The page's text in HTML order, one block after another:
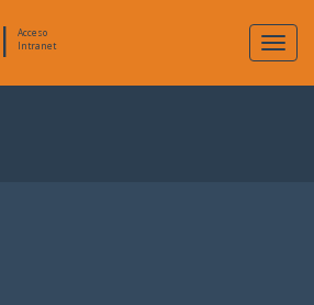
|
Acceso
Intranet